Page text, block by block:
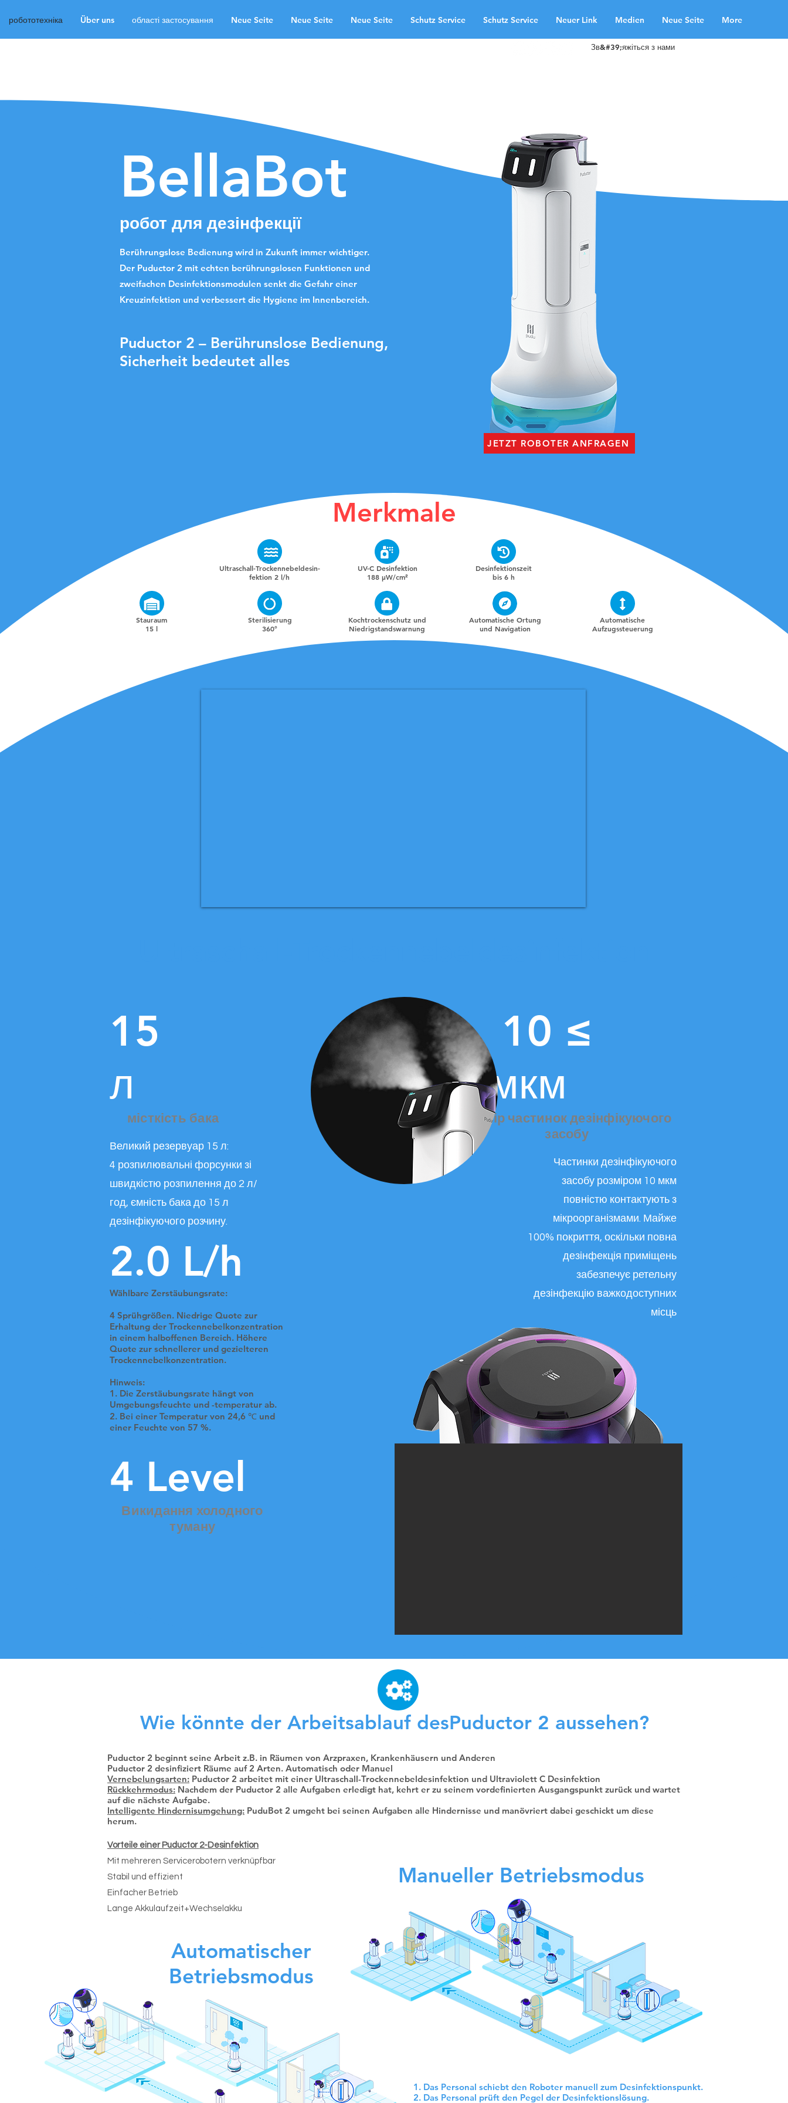
робототехніка Über uns області застосування Neue Seite Neue Seite Neue Seite Schutz Service Schutz Service Neuer Link Medien Neue Seite More
Зв&#39;яжіться з нами
BellaBot
робот для дезінфекції
Berührungslose Bedienung wird in Zukunft immer wichtiger.
Der Puductor 2 mit echten berührungslosen Funktionen und
zweifachen Desinfektionsmodulen senkt die Gefahr einer
Kreuzinfektion und verbessert die Hygiene im Innenbereich.
Puductor 2 – Berührunslose Bedienung,
Sicherheit bedeutet alles
JETZT ROBOTER ANFRAGEN
Merkmale
Stauraum
15 l
Ultraschall-Trockennebeldesin-
fektion 2 l/h
Sterilisierung
360°
UV-C Desinfektion
188 μW/cm²
Kochtrockenschutz und
Niedrigstandswarnung
Desinfektionszeit
bis 6 h
Automatische Ortung
und Navigation
Automatische
Aufzugssteuerung
15
л
місткість бака
Великий резервуар 15 л:
4 розпилювальні форсунки зі
швидкістю розпилення до 2 л/
год, ємність бака до 15 л
дезінфікуючого розчину.
2.0 L/h
Wählbare Zerstäubungsrate:
4 Sprühgrößen. Niedrige Quote zur
Erhaltung der Trockennebelkonzentration
in einem halboffenen Bereich. Höhere
Quote zur schnellerer und gezielteren
Trockennebelkonzentration.
Hinweis:
1. Die Zerstäubungsrate hängt von
Umgebungsfeuchte und -temperatur ab.
2. Bei einer Temperatur von 24,6 ℃ und
einer Feuchte von 57 %.
4 Level
Викидання холодного
туману
10 ≤
мкм
розмір частинок дезінфікуючого
засобу
Частинки дезінфікуючого
засобу розміром 10 мкм
повністю контактують з
мікроорганізмами. Майже
100% покриття, оскільки повна
дезінфекція приміщень
забезпечує ретельну
дезінфекцію важкодоступних
місць
Wie könnte der Arbeitsablauf desPuductor 2 aussehen?
Puductor 2 beginnt seine Arbeit z.B. in Räumen von Arzpraxen, Krankenhäusern und Anderen
Puductor 2 desinfiziert Räume auf 2 Arten. Automatisch oder Manuel
Vernebelungsarten: Puductor 2 arbeitet mit einer Ultraschall-Trockennebeldesinfektion und Ultraviolett C Desinfektion
Rückkehrmodus: Nachdem der Puductor 2 alle Aufgaben erledigt hat, kehrt er zu seinem vordefinierten Ausgangspunkt zurück und wartet
auf die nächste Aufgabe.
Intelligente Hindernisumgehung: PuduBot 2 umgeht bei seinen Aufgaben alle Hindernisse und manövriert dabei geschickt um diese
herum.
Vorteile einer Puductor 2-Desinfektion
Mit mehreren Servicerobotern verknüpfbar
Stabil und effizient
Einfacher Betrieb
Lange Akkulaufzeit+Wechselakku
Automatischer
Betriebsmodus
Manueller Betriebsmodus
1. Das Personal schiebt den Roboter manuell zum Desinfektionspunkt.
2. Das Personal prüft den Pegel der Desinfektionslösung.